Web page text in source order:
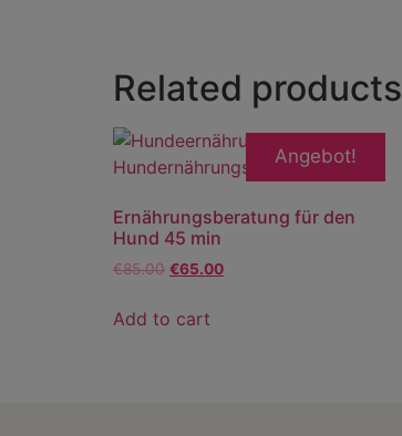
Related products
Angebot!
Ernährungsberatung für den
Hund 45 min
€85.00 €65.00
Add to cart